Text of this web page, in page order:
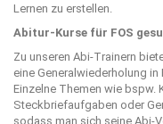
Lernen zu erstellen.
Abitur-Kurse für FOS
Zu unseren Abi-Trainern
eine Generalwiederholung in
Einzelne Themen wie bspw.
Steckbriefaufgaben oder
sodass man sich seine Abi-